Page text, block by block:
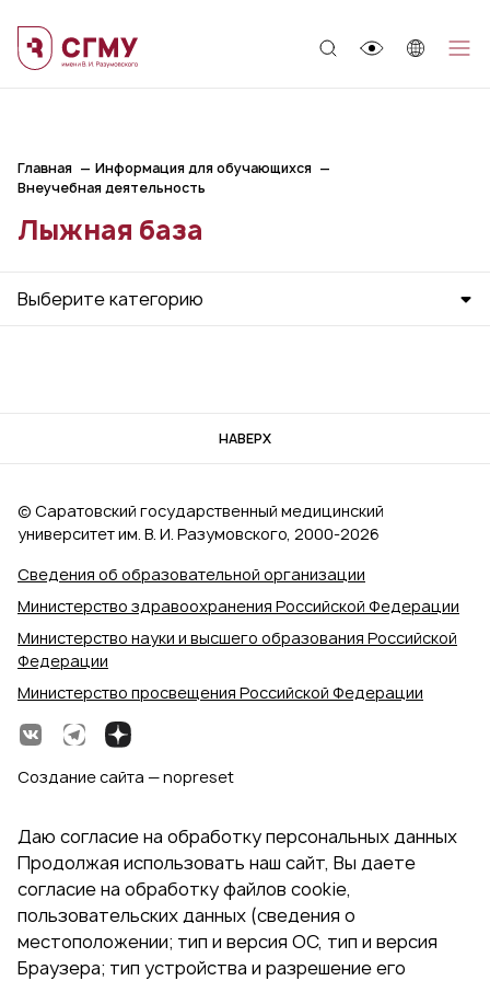
Главная
Информация для обучающихся
Внеучебная деятельность
Лыжная база
Выберите категорию
НАВЕРХ
Сведения об образовательной организации
Министерство здравоохранения Российской Федерации
Министерство науки и высшего образования Российской
Федерации
Министерство просвещения Российской Федерации
© Саратовский государственный медицинский
университет им. В. И. Разумовского, 2000‑2026
Создание сайта — nopreset
Даю согласие на обработку персональных данных
Продолжая использовать наш сайт, Вы даете
согласие на обработку файлов cookie,
пользовательских данных (сведения о
местоположении; тип и версия ОС, тип и версия
Браузера; тип устройства и разрешение его